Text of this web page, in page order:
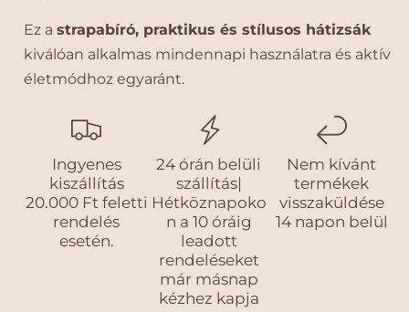
Ez a strapabíró, praktikus és stílusos hátizsák
kiválóan alkalmas mindennapi használatra és aktív
életmódhoz egyaránt.
Ingyenes
kiszállítás
20.000 Ft feletti
rendelés
esetén.
24 órán belüli
szállítás|
Hétköznapoko
n a 10 óráig
leadott
rendeléseket
már másnap
kézhez kapja
Nem kívánt
termékek
visszaküldése
14 napon belül